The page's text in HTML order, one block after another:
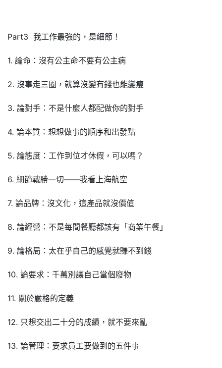
Part3 我工作最強的，是細節！
1. 論命：沒有公主命不要有公主病
2. 沒事走三圈，就算沒變有錢也能變瘦
3. 論對手：不是什麼人都配做你的對手
4. 論本質：想想做事的順序和出發點
5. 論態度：工作到位才休假，可以嗎？
6. 細節戰勝一切——我看上海航空
7. 論品牌：沒文化，這產品就沒價值
8. 論經營：不是每間餐廳都該有「商業午餐」
9. 論格局：太在乎自己的感覺就賺不到錢
10. 論要求：千萬別讓自己當個廢物
11. 關於嚴格的定義
12. 只想交出二十分的成績，就不要來亂
13. 論管理：要求員工要做到的五件事